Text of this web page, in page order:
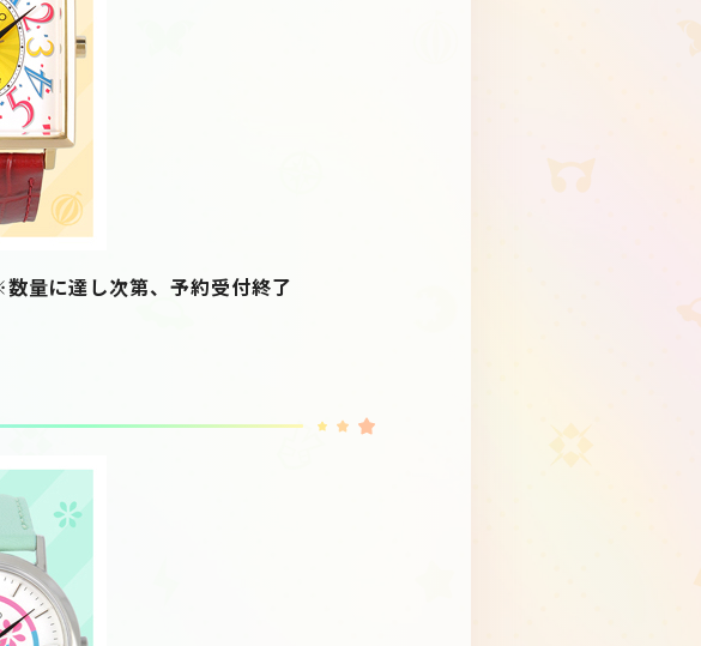
量に達し次第、予約受付終了